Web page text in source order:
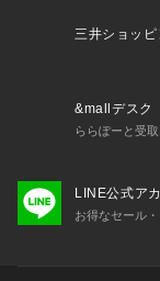
三井ショッピ
&mallデスク
ららぽーと受
LINE公式ア
お得なセール